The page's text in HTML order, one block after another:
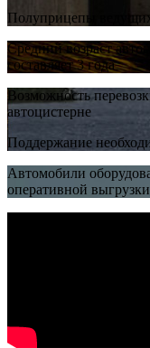
Полуприцепы
Средний возраст
составляет 3 года
Возможность
автоцистерне
Поддержание
Автомобили
оперативной выгрузки